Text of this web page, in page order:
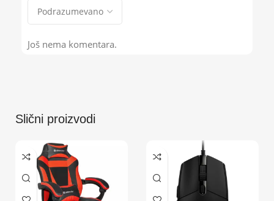
Još nema komentara.
Slični proizvodi